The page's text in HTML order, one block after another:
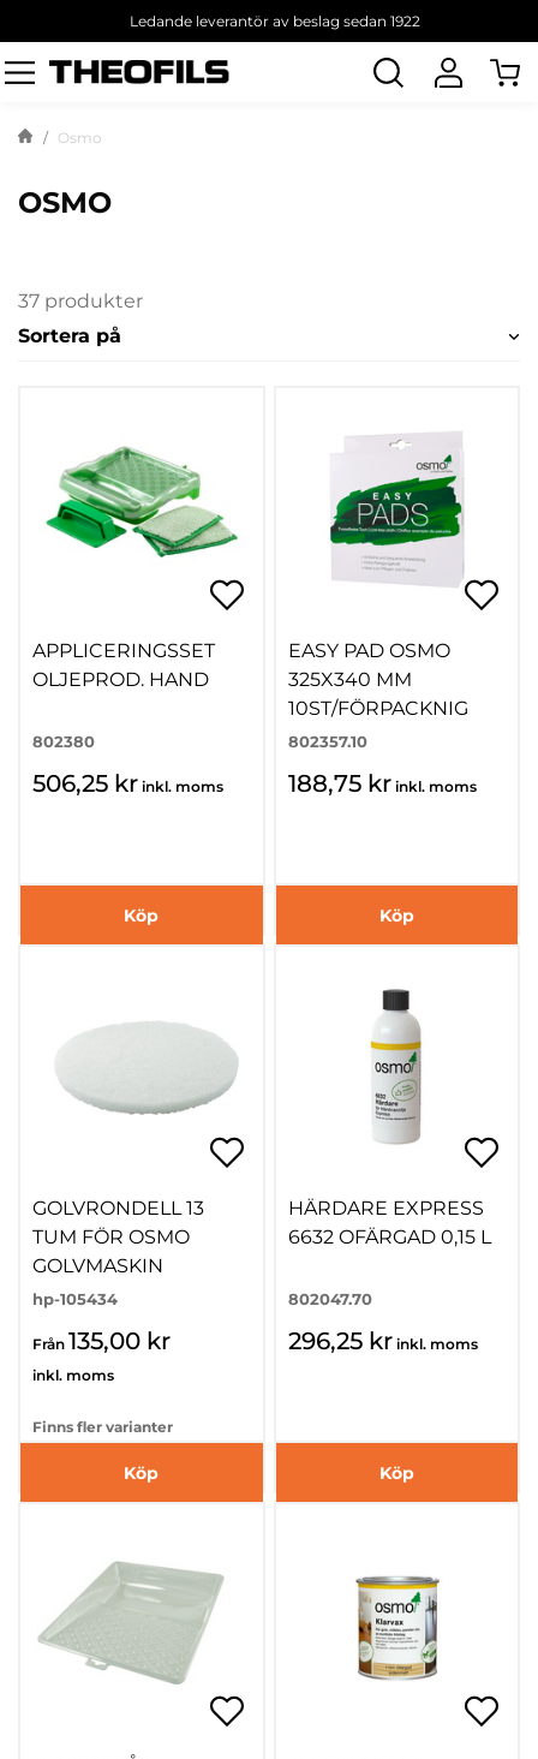
Ledande leverantör av beslag sedan 1922
Sök
produkt
Osmo
OSMO
37 produkter
Sortera på
APPLICERINGSSET
OLJEPROD. HAND
802380
506,25 kr inkl. moms
Köp
EASY PAD OSMO
325X340 MM
10ST/FÖRPACKNIG
802357.10
188,75 kr inkl. moms
Köp
GOLVRONDELL 13
TUM FÖR OSMO
GOLVMASKIN
hp-105434
Från 135,00 kr
inkl. moms
Finns fler varianter
Köp
HÄRDARE EXPRESS
6632 OFÄRGAD 0,15 L
802047.70
296,25 kr inkl. moms
Köp